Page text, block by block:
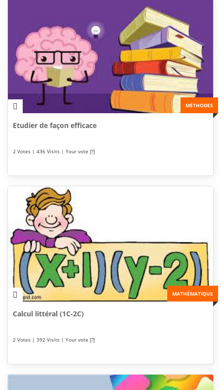
MÉTHODES
Etudier de façon efficace
2 Votes | 436 Visits | Your vote [?]
MATHÉMATIQUE
Calcul littéral (1C-2C)
2 Votes | 392 Visits | Your vote [?]